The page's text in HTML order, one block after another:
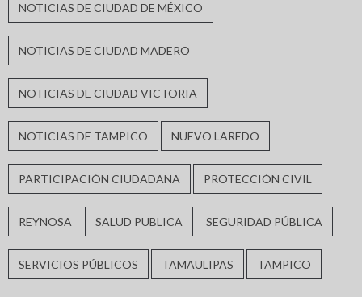
NOTICIAS DE CIUDAD DE MÉXICO
NOTICIAS DE CIUDAD MADERO
NOTICIAS DE CIUDAD VICTORIA
NOTICIAS DE TAMPICO NUEVO LAREDO
PARTICIPACIÓN CIUDADANA PROTECCIÓN CIVIL
REYNOSA SALUD PUBLICA SEGURIDAD PÚBLICA
SERVICIOS PÚBLICOS TAMAULIPAS TAMPICO